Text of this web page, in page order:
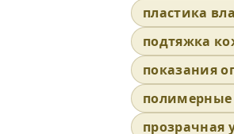
пластика
подтяжка
показания
прозрачная